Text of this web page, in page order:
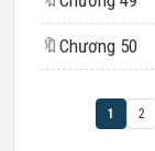
🔖 Chương 50
1 2